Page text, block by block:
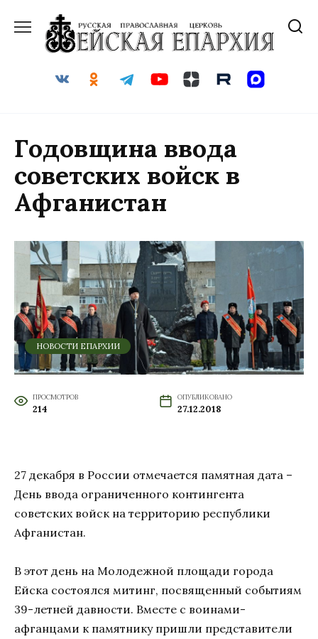
содержанию
Годовщина ввода
советских войск в
Афганистан
НОВОСТИ ЕПАРХИИ
ПРОСМОТРОВ
214
ОПУБЛИКОВАНО
27.12.2018
27 декабря в России отмечается памятная дата –
День ввода ограниченного контингента
советских войск на территорию республики
Афганистан.
В этот день на Молодежной площади города
Ейска состоялся митинг, посвященный событиям
39-летней давности. Вместе с воинами-
афганцами к памятнику пришли представители